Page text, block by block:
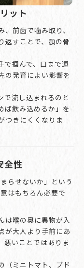
ット
、前歯で噛み取り、
返すことで、顎の骨
で掴んで、口まで運
の発育によい影響を
で流し込まれるのと
ば飲み込めるか」を
つきにくくなりま
全性
らせないか」という
はもちろん必要で
は喉の奥に異物が入
が大人より手前にあ
悪いことではありま
（ミニトマト、ブド